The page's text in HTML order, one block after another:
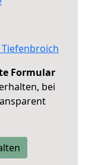
Formular
bei